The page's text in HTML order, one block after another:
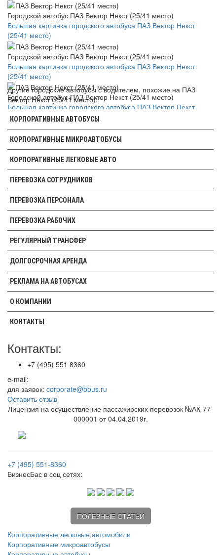
Городской автобус ПАЗ Вектор Некст (25/41 место)
Большая картинка городского автобуса ПАЗ Вектор Некст
(25/41 место)
Городской автобус ПАЗ Вектор Некст (25/41 место)
Большая картинка городского автобуса ПАЗ Вектор Некст
(25/41 место)
Городской автобус ПАЗ Вектор Некст (25/41 место)
Большая картинка городского автобуса ПАЗ Вектор Некст
(25/41 место)
Другие городские автобусы с водителем, похожие на ПАЗ
Вектор Некст (25/41 место):
КОРПОРАТИВНЫЕ АВТОБУСЫ
КОРПОРАТИВНЫЕ МИКРОАВТОБУСЫ
КОРПОРАТИВНЫЕ ЛЕГКОВЫЕ АВТО
ПЕРЕВОЗКА СОТРУДНИКОВ
ПЕРЕВОЗКА ПЕРСОНАЛА
ПЕРЕВОЗКА РАБОЧИХ
РЕГУЛЯРНЫЙ ТРАНСФЕР
ДОЛГОСРОЧНАЯ АРЕНДА
РЕКЛАМА НА АВТОБУСАХ
О КОМПАНИИ
КОНТАКТЫ
Контакты:
+7 (495) 551 8360
e-mail:
для заявок: corporate@bbus.ru
Оставить отзыв
Лицензия на осуществление пассажирских перевозок №АК-77-
000001 от 04.04.2019г.
+7 (495) 551-8360
БизнесБас в соц сетях:
ПОЛЕЗНЫЕ СТАТЬИ
Корпоративные легковые автомобили
Корпоративные микроавтобусы